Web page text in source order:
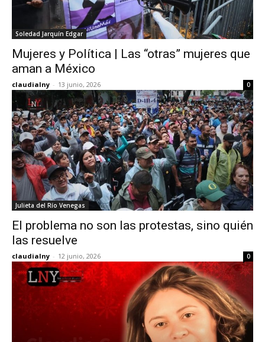
Soledad Jarquín Edgar
Mujeres y Política | Las “otras” mujeres que
aman a México
claudialny - 13 junio, 2026 0
Julieta del Río Venegas
El problema no son las protestas, sino quién
las resuelve
claudialny - 12 junio, 2026 0